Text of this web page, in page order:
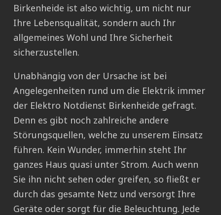
Birkenheide ist also wichtig, um nicht nur
Ihre Lebensqualität, sondern auch Ihr
allgemeines Wohl und Ihre Sicherheit
sicherzustellen.
Unabhängig von der Ursache ist bei
Angelegenheiten rund um die Elektrik immer
der Elektro Notdienst Birkenheide gefragt.
Denn es gibt noch zahlreiche andere
Störungsquellen, welche zu unserem Einsatz
führen. Kein Wunder, immerhin steht Ihr
ganzes Haus quasi unter Strom. Auch wenn
Sie ihn nicht sehen oder greifen, so fließt er
durch das gesamte Netz und versorgt Ihre
Geräte oder sorgt für die Beleuchtung. Jede